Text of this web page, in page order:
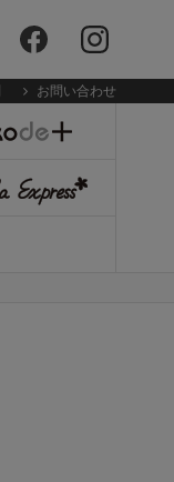
お問い合わせ